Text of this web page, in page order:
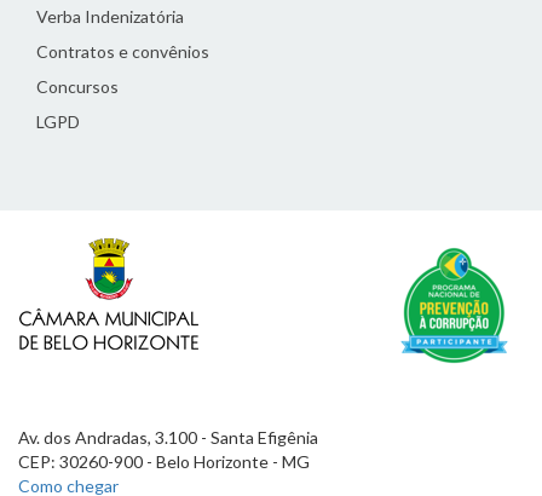
Verba Indenizatória
Contratos e convênios
Concursos
LGPD
Av. dos Andradas, 3.100 - Santa Efigênia
CEP: 30260-900 - Belo Horizonte - MG
Como chegar